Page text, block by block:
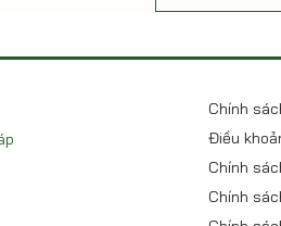
Điều
Chính
Chính
Chính